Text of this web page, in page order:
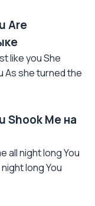
Are
like you She
As she turned the
Shook Me на
all night long You
long You